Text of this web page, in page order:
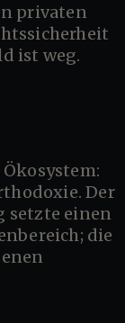
privaten
ist weg.
Der
setzte einen
die